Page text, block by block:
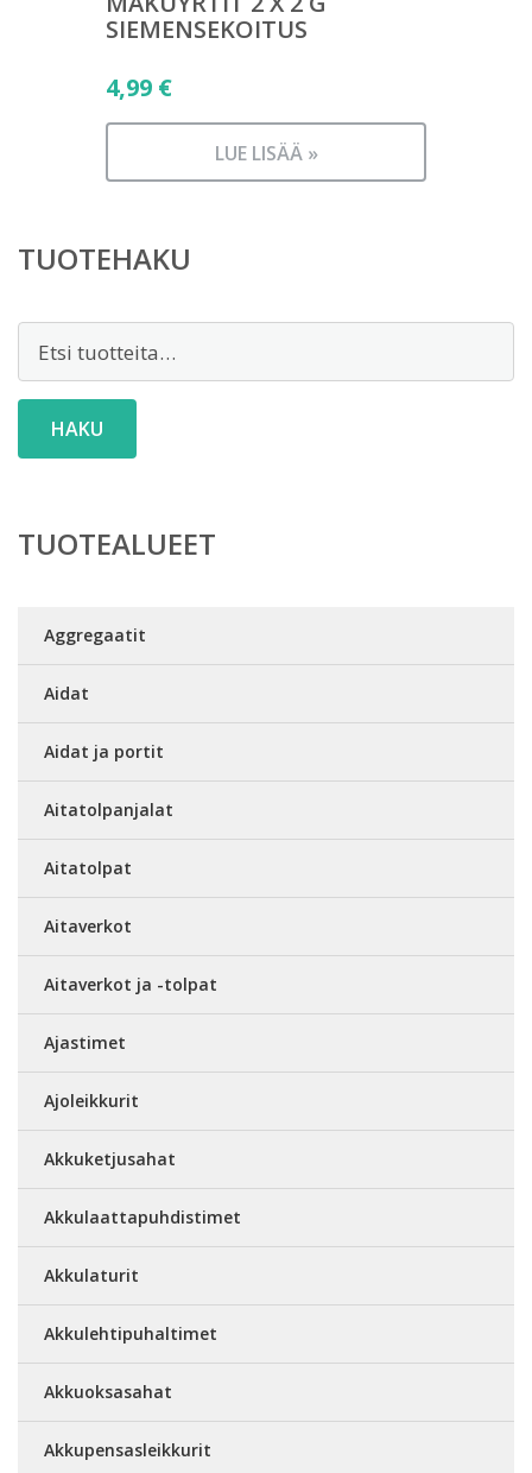
SIEMENSEKOITUS
4,99 €
LUE LISÄÄ »
TUOTEHAKU
HAKU
TUOTEALUEET
Aggregaatit
Aidat
Aidat ja portit
Aitatolpanjalat
Aitatolpat
Aitaverkot
Aitaverkot ja -tolpat
Ajastimet
Ajoleikkurit
Akkuketjusahat
Akkulaattapuhdistimet
Akkulaturit
Akkulehtipuhaltimet
Akkuoksasahat
Akkupensasleikkurit